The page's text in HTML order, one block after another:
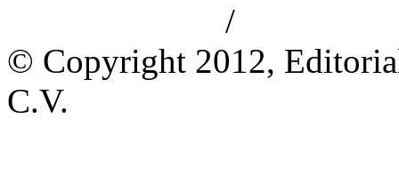
/
© Copyright 2012,
C.V.